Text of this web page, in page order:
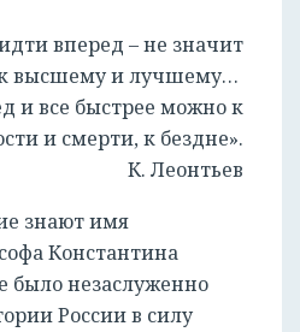
вперед – не значит
высшему и лучшему…
и все быстрее можно к
и смерти, к бездне».
К. Леонтьев
знают имя
Константина
было незаслуженно
России в силу